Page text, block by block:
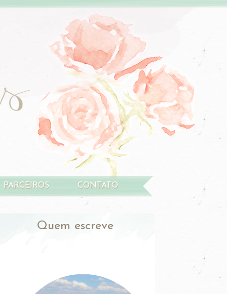
PARCEIROS CONTATO
Quem escreve